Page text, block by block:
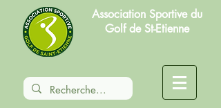
Association Sportive du
Golf de St-Etienne